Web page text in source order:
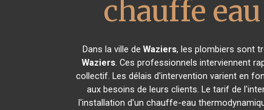
chauffe
Dans la ville de Waziers, les plombiers sont
Waziers. Ces professionnels interviennent
collectif. Les délais d'intervention varient en
aux besoins de leurs clients. Le tarif de
l'installation d'un chauffe-eau